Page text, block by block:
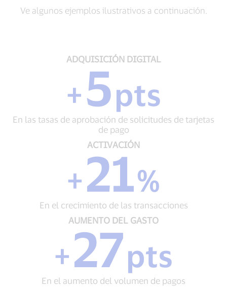
Ve algunos ejemplos ilustrativos a continuación.
ADQUISICIÓN
5
pts
En
las
tasas
de
aprobación
de
solicitudes
tarjetas
de
pago
ADQUISICIÓN DIGITAL
+5pts
En las tasas de aprobación de solicitudes de tarjetas
de pago
ACTIVACIÓN
21
En
el
crecimiento
de
las
transacciones
ACTIVACIÓN
+21%
En el crecimiento de las transacciones
AUMENTO
GASTO
+
27
En
AUMENTO DEL GASTO
+27pts
En el aumento del volumen de pagos